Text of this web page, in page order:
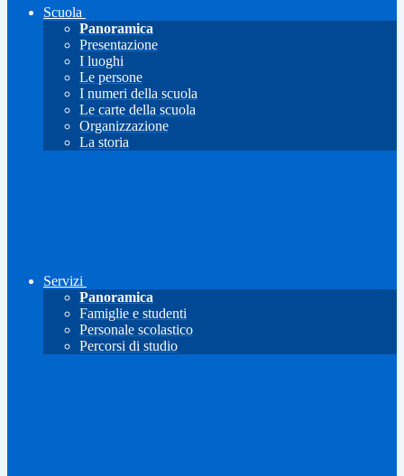
Scuola
Panoramica
Presentazione
I luoghi
Le persone
I numeri della scuola
Le carte della scuola
Organizzazione
La storia
Servizi
Panoramica
Famiglie e studenti
Personale scolastico
Percorsi di studio